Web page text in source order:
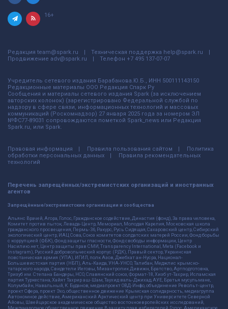
16+
Редакция team@spark.ru Техническая поддержка help@spark.ru
Продвижение adv@spark.ru Телефон +7 495 137-07-07
Учредитель сетевого издания Барабанова.Ю.Б., ИНН 500111143150
Редакционные материалы ООО Редакция Спарк Ру
Сообщения и материалы сетевого издания Spark (за исключением
авторских колонок) (зарегистрировано Федеральной службой по
надзору в сфере связи, информационных технологий и массовых
коммуникаций (Роскомнадзор) 27 января 2025 года за номером ЭЛ
№ФС77-89031 сопровождаются пометкой Spark_news или Редакция
Spark.ru, или Spark.
Правовая информация Правила пользования сайтом
Политика
обработки персональных данных
Правила рекомендательных
технологий
Перечень запрещённых/экстремистских организаций и иностранных
агентов
Запрещённые/экстремистские организации и сообщества
Альянс Врачей, Агора, Голос, Гражданское содействие, Династия (фонд), За права человека,
Комитет против пыток, Левада-Центр, Мемориал, Молодая Карелия, Московская школа
гражданского просвещения, Пермь-36, Ракурс, Русь Сидящая, Сахаровский центр, Сибирский
экологический центр, ИАЦ Сова, Союз комитетов солдатских матерей России, Фонд борьбы
с коррупцией (ФБК), Фонд защиты гласности, Фонд свободы информации, Центр
Насилию.нет, Центр защиты прав СМИ, Transparency International, Meta (Facebook и
Instagram), Русский добровольческий корпус (РДК), Правый сектор, Украинская
повстанческая армия (УПА), ИГИЛ, полк Азов, Джебхат ан-Нусра, Национал-
Большевистская партия (НБП), Аль-Каида, УНА-УНСО, Талибан, Меджлис крымско-
татарского народа, Свидетели Иеговы, Мизантропик Дивижн, Братство, Артподготовка,
Тризуб им. Степана Бандеры, НСО, Славянский союз, Формат-18, Хизб ут-Тахрир, Исламская
партия Туркестана, Хайят Тахрир аш-Шам, Таухид валь-Джихад, АУЕ, Братья мусульмане,
Колумбайн, Навальный, К. Буданов, медиапроект ОВД-Инфо, объединение Револьт-центр,
проект Сфера, проект Эхо, общественное движение Крымская солидарность, медиагруппа
Автономное действие, Американский Арктический центр при Университете Северной
Айовы, Швейцарское академическое общество восточноевропейских исследований,
Международное общественное движение В защиту прав избирателей Голос, Американское